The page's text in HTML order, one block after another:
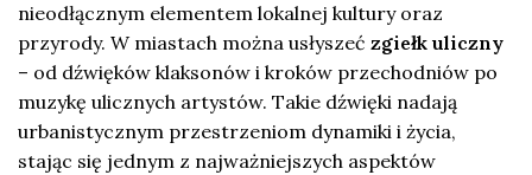
nieodłącznym elementem lokalnej kultury oraz
przyrody. W miastach można usłyszeć zgiełk uliczny
– od dźwięków klaksonów i kroków przechodniów po
muzykę ulicznych artystów. Takie dźwięki nadają
urbanistycznym przestrzeniom dynamiki i życia,
stając się jednym z najważniejszych aspektów